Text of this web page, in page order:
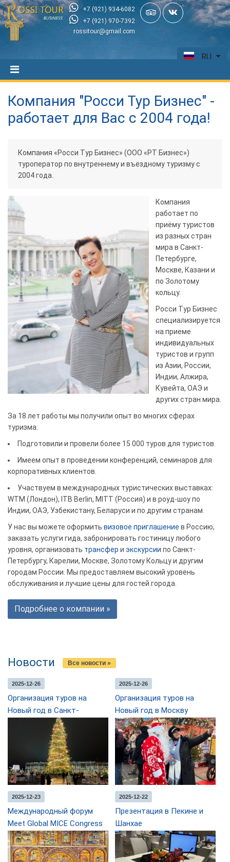
+7 (921) 934-6082
+7 (921) 970-7392
rossitour@gmail.com
RU
Компания "Росси Тур Бизнес" -
работает для Вас с 2004 года!
Компания «Росси Тур Бизнес» (ООО «РТ Бизнес»)
туроператор по внутреннему и въездному туризму с
2004 года.
Компания
работает по
приёму туристов
из разных стран
мира в Санкт-
Петербурге,
Москве, Казани и
по Золотому
кольцу.
Росси Тур Бизнес
специализируется
на приеме
индивидуальных
туристов и групп
из Азии, России,
Индии, Алжира,
Кувейта, ОАЭ и
других стран мира.
За 18 лет работы мы получили опыт во многих сферах
туризма:
Подготовили и провели более 15 000 туров для туристов.
Имеем опыт в проведении конференций, семинаров для
корпоративных клиентов.
Участвуем в международных туристических выставках:
WTM (Лондон), ITB Berlin, MITT (Россия) и в роуд-шоу по
Индии, ОАЭ, Узбекистану, Беларуси и по другим странам.
У нас вы можете оформить визовое приглашение в Россию,
заказать услуги гида, забронировать гостиницу любого
уровня, организовать трансфер и экскурсии по Санкт-
Петербургу, Карелии, Москве, Золотому Кольцу и другим
городам России. Мы предоставляем высокий уровень
обслуживания и лучшие цены для гостей города.
Подробнее о компании »
Новости Все новости »
2025-12-26
Организация туров на
Новый год в Санкт-
2025-12-26
Организация туров на
Новый год в Москву
2025-12-23
Международный форум
Meet Global MICE Congress
2025-12-22
Презентация в Пекине и
Шанхае